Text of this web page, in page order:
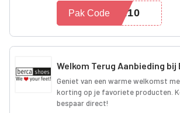
ME10
Pak Code
Welkom Terug Aanbieding bij
Geniet van een warme welkomst
korting op je favoriete producten.
bespaar direct!